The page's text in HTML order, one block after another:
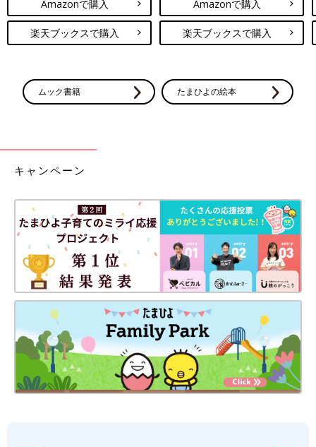
――2022年12月に絵本を出版した吉田さん。その絵本のおすす
めポイントを教えてください。
吉田 言葉のおもしろさ、楽しさを子どもたちに感じてもらいた
い。そんな思いで、早口言葉をテーマにした『はやくちよこれい
と』という絵本を作りました。
一粒飲むと滑舌がよくなるという『外郎（ういろう）』を売り歩
く商人が、その効果効能を、早口言葉を交えながら軽快に紹介す
る、という歌舞伎の演目で有名なお話をアレンジしました。外郎
をチョコレートに、商人をチョコレートの魔人に設定を変えるこ
とで、より親しみを持って楽しんでもらえるように工夫していま
Amazonで購入
楽天ブックスで購入
Amazonで購入
楽天ブックスで購入
ムック書籍 たまひよの絵本
キャンペーン